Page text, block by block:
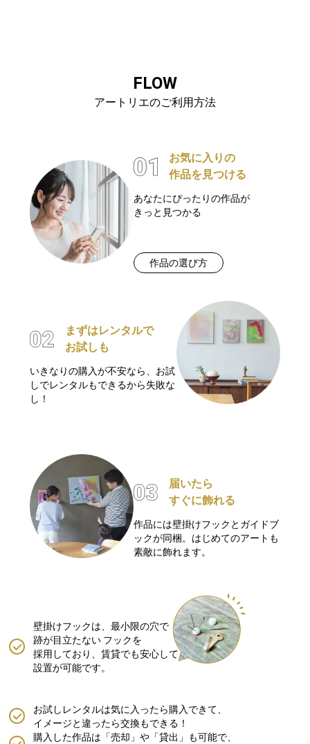
FLOW
アートリエのご利用方法
お気に入りの
作品を見つける
あなたにぴったりの作品が
きっと見つかる
作品の選び方
まずはレンタルで
お試しも
いきなりの購入が不安なら、お試
しでレンタルもできるから失敗な
し！
届いたら
すぐに飾れる
作品には壁掛けフックとガイドブ
ックが同梱。はじめてのアートも
素敵に飾れます。
壁掛けフックは、最小限の穴で
跡が目立たない フックを
採用しており、賃貸でも安心して
設置が可能です。
購入した作品は「売却」や「貸出」も可能で、
お試しレンタルは気に入ったら購入できて、
イメージと違ったら交換もできる！